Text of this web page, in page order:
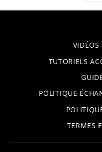
VIDÉOS
TUTORIELS
POLITIQUE
TERMES